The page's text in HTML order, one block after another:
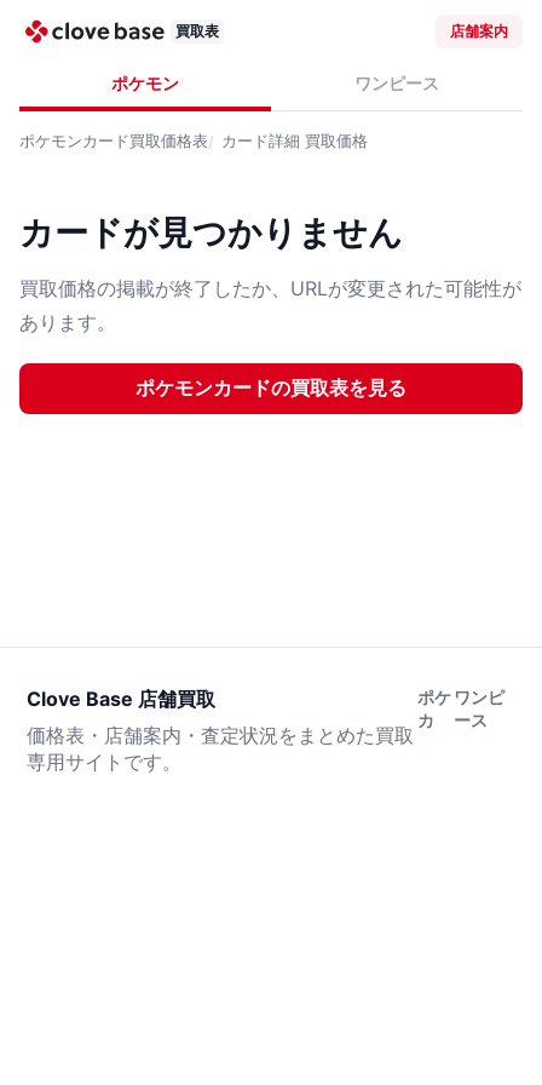
買取表 店舗案内
ポケモン ワンピース
ポケモンカード買取価格表 カード詳細 買取価格
カードが見つかりません
買取価格の掲載が終了したか、URLが変更された可能性が
あります。
ポケモンカードの買取表を見る
Clove Base 店舗買取
価格表・店舗案内・査定状況をまとめた買取
専用サイトです。
ポケ
カ
ワンピ
ース